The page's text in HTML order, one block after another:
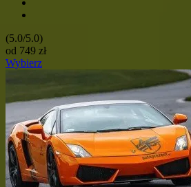
(5.0/5.0)
od 749 zł
Wybierz